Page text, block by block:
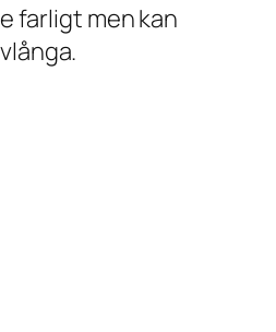
farligt men kan